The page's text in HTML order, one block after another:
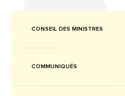
CONSEIL DES MINISTRES
COMMUNIQUÉS